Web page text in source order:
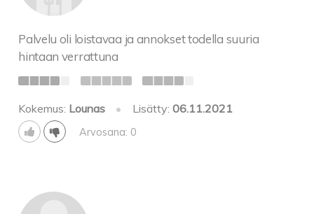
Palvelu oli loistavaa ja annokset todella suuria
hintaan verrattuna
Kokemus: Lounas • Lisätty: 06.11.2021
Arvosana: 0